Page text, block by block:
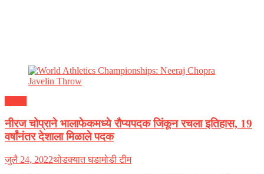
नीरज चोप्राने भालाफेकमध्ये रौप्यपदक जिंकून रचला इतिहास, 19
वर्षांनंतर देशाला मिळाले पदक
जुलै 24, 2022थोडक्यात घडामोडी टीम